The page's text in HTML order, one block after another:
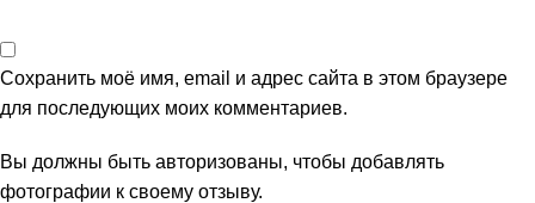
Сохранить моё имя, email и адрес сайта в этом браузере
для последующих моих комментариев.
Вы должны быть авторизованы, чтобы добавлять
фотографии к своему отзыву.